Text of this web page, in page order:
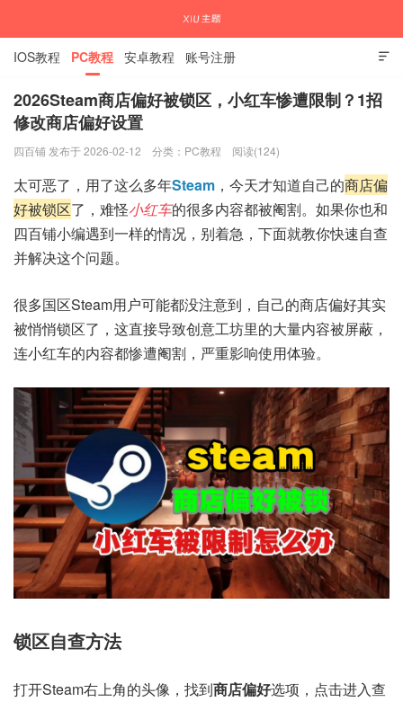
国内外APP下载注册教程

IOS教程 PC教程 安卓教程 账号注册
2026Steam商店偏好被锁区，小红车惨遭限制？1招
修改商店偏好设置
四百铺 发布于 2026-02-12 分类： PC教程 阅读(124)
太可恶了，用了这么多年Steam ，今天才知道自己的商店偏
好被锁区了，难怪小红车的很多内容都被阉割。如果你也和
四百铺小编遇到一样的情况，别着急，下面就教你快速自查
并解决这个问题。
很多国区Steam用户可能都没注意到，自己的商店偏好其实
被悄悄锁区了，这直接导致创意工坊里的大量内容被屏蔽，
连小红车的内容都惨遭阉割，严重影响使用体验。
锁区自查方法
打开Steam右上角的头像，找到商店偏好选项，点击进入查